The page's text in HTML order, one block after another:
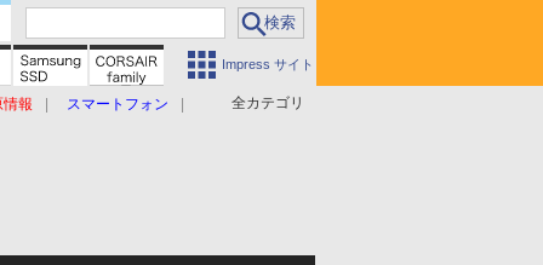
Impress サイト
全カテゴリ
情報 スマートフォン